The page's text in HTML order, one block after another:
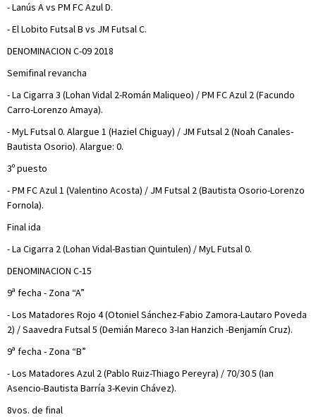
- Lanús A vs PM FC Azul D.
- El Lobito Futsal B vs JM Futsal C.
DENOMINACION C-09 2018
Semifinal revancha
- La Cigarra 3 (Lohan Vidal 2-Román Maliqueo) / PM FC Azul 2 (Facundo
Carro-Lorenzo Amaya).
- MyL Futsal 0. Alargue 1 (Haziel Chiguay) / JM Futsal 2 (Noah Canales-
Bautista Osorio). Alargue: 0.
3º puesto
- PM FC Azul 1 (Valentino Acosta) / JM Futsal 2 (Bautista Osorio-Lorenzo
Fornola).
Final ida
- La Cigarra 2 (Lohan Vidal-Bastian Quintulen) / MyL Futsal 0.
DENOMINACION C-15
9ª fecha - Zona “A”
- Los Matadores Rojo 4 (Otoniel Sánchez-Fabio Zamora-Lautaro Poveda
2) / Saavedra Futsal 5 (Demián Mareco 3-Ian Hanzich -Benjamín Cruz).
9ª fecha - Zona “B”
- Los Matadores Azul 2 (Pablo Ruiz-Thiago Pereyra) / 70/30 5 (Ian
Asencio-Bautista Barría 3-Kevin Chávez).
8vos. de final